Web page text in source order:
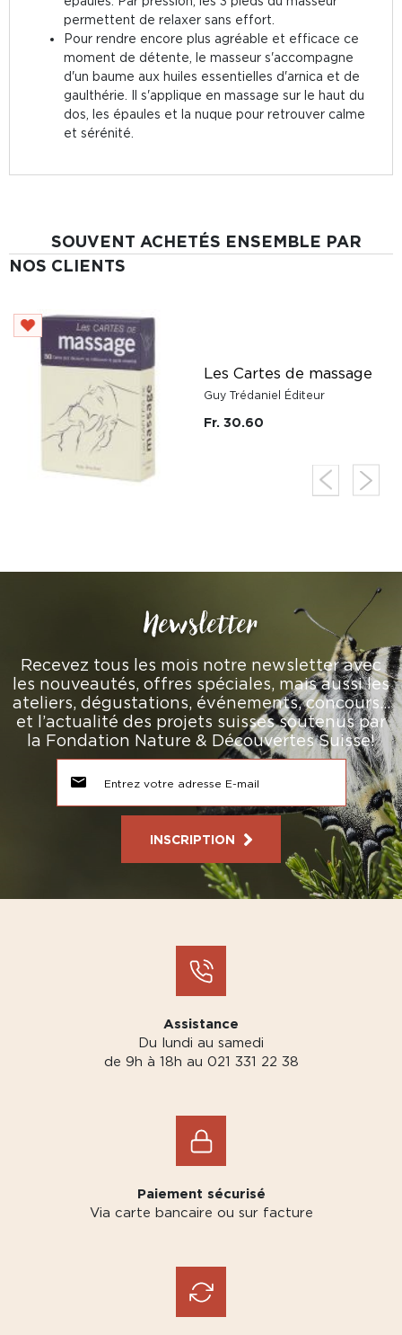
permettent de relaxer sans effort.
Pour rendre encore plus agréable et efficace ce
moment de détente, le masseur s'accompagne
d'un baume aux huiles essentielles d'arnica et de
gaulthérie. Il s'applique en massage sur le haut du
dos, les épaules et la nuque pour retrouver calme
et sérénité.
SOUVENT ACHETÉS ENSEMBLE PAR
NOS CLIENTS
Les Cartes de massage
Guy Trédaniel Éditeur
Fr. 30.60
Newsletter
Recevez tous les mois notre newsletter avec
les nouveautés, offres spéciales, mais aussi les
ateliers, dégustations, événements, concours…
et l’actualité des projets suisses soutenus par
la Fondation Nature & Découvertes Suisse!
INSCRIPTION
Assistance
Du lundi au samedi
de 9h à 18h au 021 331 22 38
Paiement sécurisé
Via carte bancaire ou sur facture